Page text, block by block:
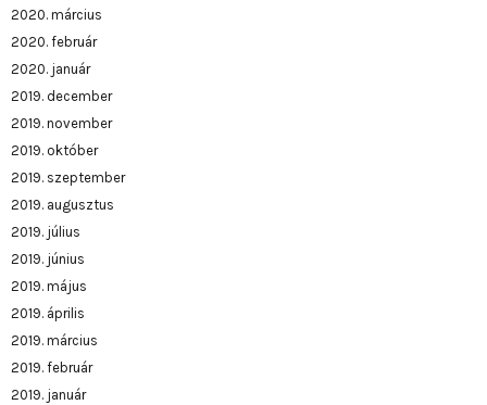
2020. március
2020. február
2020. január
2019. december
2019. november
2019. október
2019. szeptember
2019. augusztus
2019. július
2019. június
2019. május
2019. április
2019. március
2019. február
2019. január